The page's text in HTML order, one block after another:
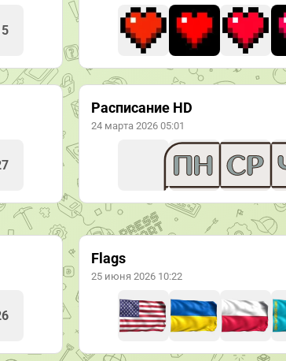
Расписание HD
24 марта 2026 05:01
Flags
25 июня 2026 10:22